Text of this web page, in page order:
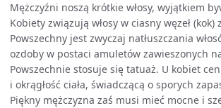
Mężczyźni noszą krótkie włosy, wyjątkiem
Kobiety związują włosy w ciasny węzeł (kok)
Powszechny jest zwyczaj natłuszczania
ozdoby w postaci amuletów zawieszonych
Powszechnie stosuje się tatuaż. U kobiet
i okrągłość ciała, świadczącą o sporych
Piękny mężczyzna zaś musi mieć mocne i